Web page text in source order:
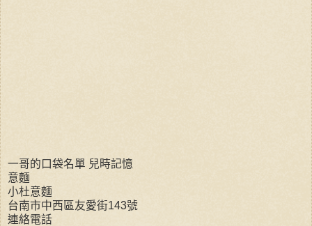
一哥的口袋名單 兒時記憶
意麵
小杜意麵
台南市中西區友愛街143號
連絡電話